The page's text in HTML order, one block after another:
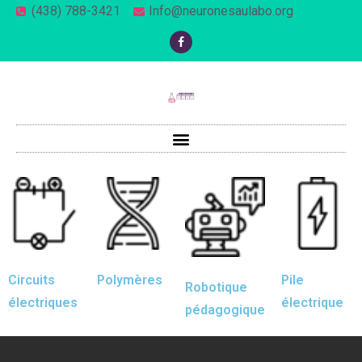
(438) 788-3421 Info@neuronesaulabo.org
Circuits
électriques
Polymères
Robotique
pédagogique
Pile
électrique